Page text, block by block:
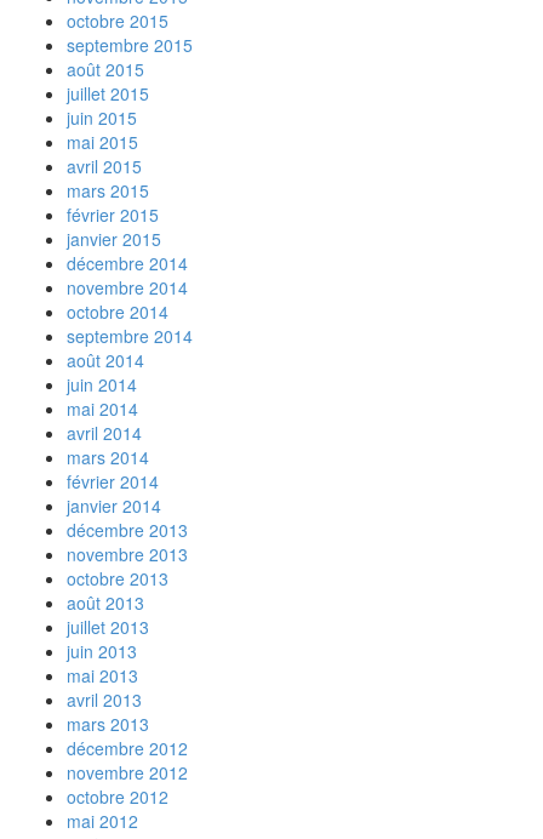
octobre 2015
septembre 2015
août 2015
juillet 2015
juin 2015
mai 2015
avril 2015
mars 2015
février 2015
janvier 2015
décembre 2014
novembre 2014
octobre 2014
septembre 2014
août 2014
juin 2014
mai 2014
avril 2014
mars 2014
février 2014
janvier 2014
décembre 2013
novembre 2013
octobre 2013
août 2013
juillet 2013
juin 2013
mai 2013
avril 2013
mars 2013
décembre 2012
novembre 2012
octobre 2012
mai 2012